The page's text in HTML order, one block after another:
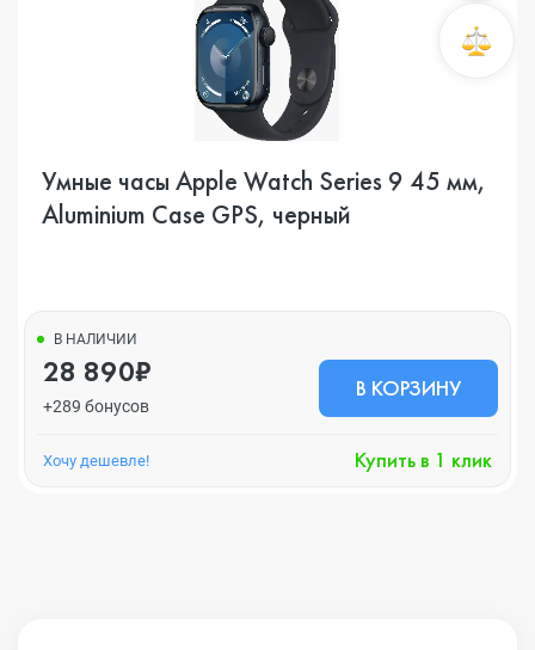
Умные часы Apple Watch Series 9 45 мм,
Aluminium Case GPS, черный
В НАЛИЧИИ
28 890₽
+289 бонусов
В КОРЗИНУ
Хочу дешевле! Купить в 1 клик